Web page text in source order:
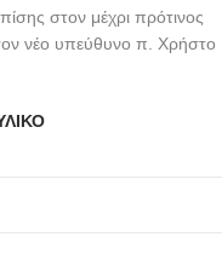
στον μέχρι πρότινος
νέο υπεύθυνο π. Χρήστο